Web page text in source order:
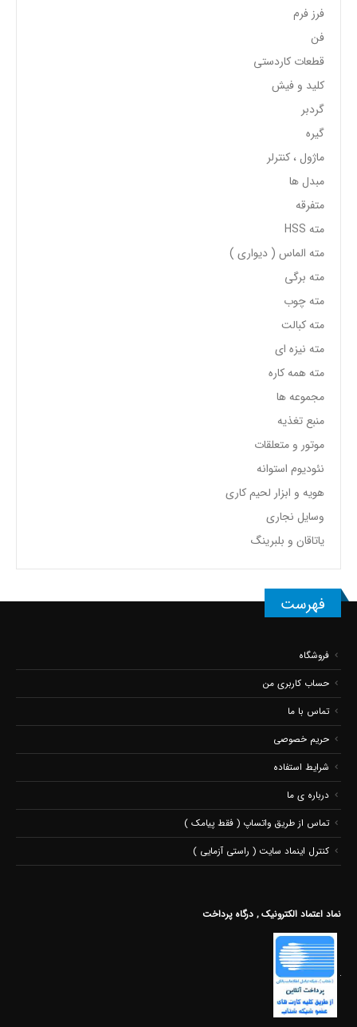
فرز فرم
فن
قطعات کاردستی
کلید و فیش
گردبر
گیره
ماژول ، کنترلر
مبدل ها
متفرقه
مته HSS
مته الماس ( دیواری )
مته برگی
مته چوب
مته کبالت
مته نیزه ای
مته همه کاره
مجموعه ها
منبع تغذیه
موتور و متعلقات
نئودیوم استوانه
هویه و ابزار لحیم کاری
وسایل نجاری
یاتاقان و بلبرینگ
فهرست
فروشگاه
حساب کاربری من
تماس با ما
حریم خصوصی
شرایط استفاده
درباره ی ما
تماس از طریق واتساپ ( فقط پیامک )
کنترل اینماد سایت ( راستی آزمایی )
نماد اعتماد الکترونیک , درگاه پرداخت